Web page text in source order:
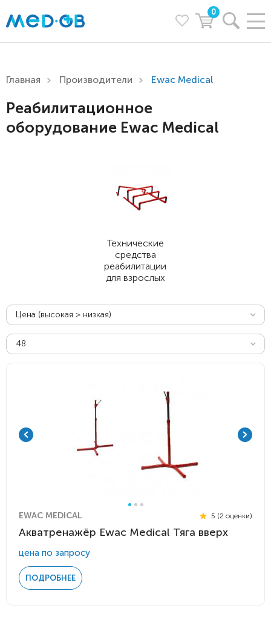
0
Главная Производители Ewac Medical
Реабилитационное
оборудование Ewac Medical
Технические
средства
реабилитации
для взрослых
Цена (высокая > низкая)
48
EWAC MEDICAL 5 (2 оценки)
Акватренажёр Ewac Medical Тяга вверх
цена по запросу
ПОДРОБНЕЕ